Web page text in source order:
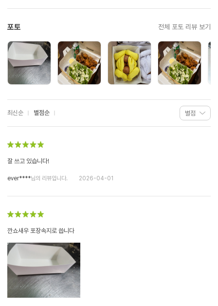
포토 전체 포토 리뷰 보기
최신순 별점순
잘 쓰고 있습니다!
ever****님의 리뷰입니다. 2026-04-01
깐쇼새우 포장속지로 씁니다